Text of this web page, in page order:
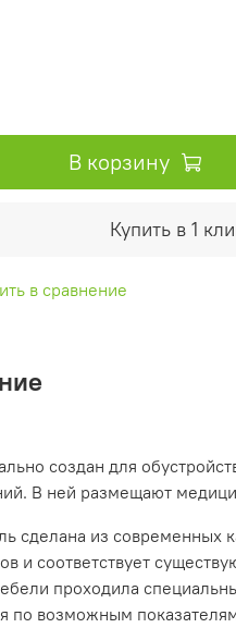
В корзину
Купить в 1
в сравнение
В ней размещают
качественных
и соответствует
сертификационные
по возможным